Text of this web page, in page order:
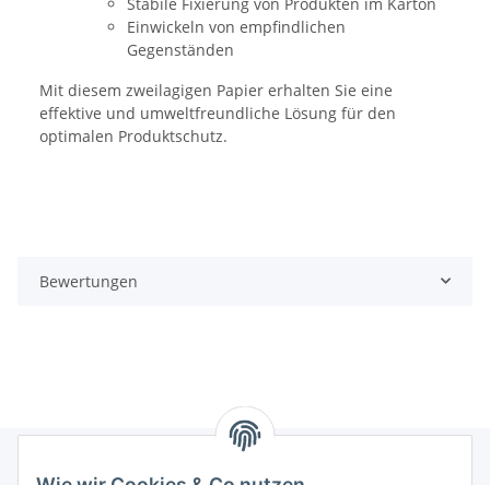
Einwickeln von empfindlichen
Gegenständen
Mit diesem zweilagigen Papier erhalten Sie eine
effektive und umweltfreundliche Lösung für den
optimalen Produktschutz.
Bewertungen